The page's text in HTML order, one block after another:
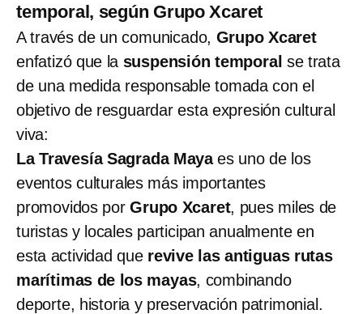
temporal, según Grupo Xcaret
A través de un comunicado, Grupo Xcaret
enfatizó que la suspensión temporal se trata
de una medida responsable tomada con el
objetivo de resguardar esta expresión cultural
viva:
La Travesía Sagrada Mayaes uno de los
eventos culturales más importantes
promovidos porGrupo Xcaret, pues miles de
turistas y locales participan anualmente en
esta actividad que revive las antiguas rutas
marítimas de los mayas, combinando
deporte, historia y preservación patrimonial.